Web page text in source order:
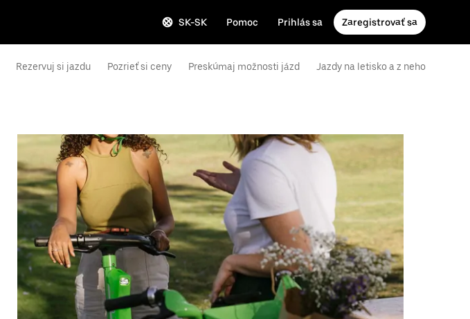
SK-SK Pomoc Prihlás sa Zaregistrovať sa
Rezervuj si jazdu Pozrieť si ceny Preskúmaj možnosti jázd Jazdy na letisko a z neho